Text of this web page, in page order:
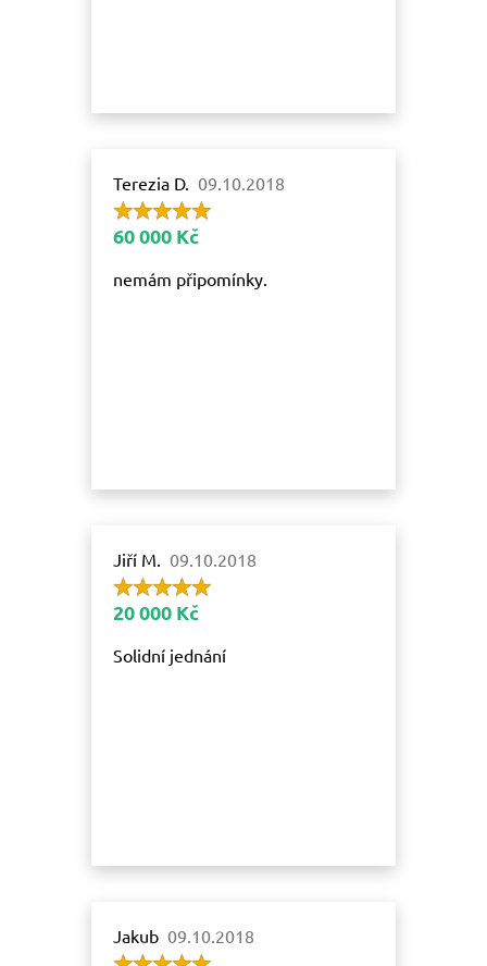
Terezia D. 09.10.2018
60 000 Kč
nemám připomínky.
Jiří M. 09.10.2018
20 000 Kč
Solidní jednání
Jakub 09.10.2018